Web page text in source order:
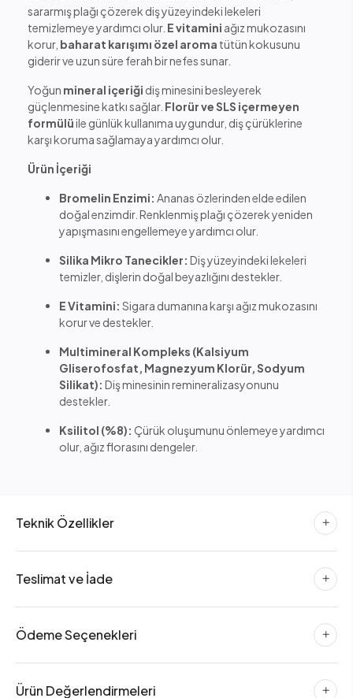
sararmış plağı çözerek diş yüzeyindeki lekeleri
temizlemeye yardımcı olur. E vitamini ağız mukozasını
korur, baharat karışımı özel aroma tütün kokusunu
giderir ve uzun süre ferah bir nefes sunar.
Yoğun mineral içeriği diş minesini besleyerek
güçlenmesine katkı sağlar. Florür ve SLS içermeyen
formülüile günlük kullanıma uygundur, diş çürüklerine
karşı koruma sağlamaya yardımcı olur.
Ürün İçeriği
Bromelin Enzimi: Ananas özlerinden elde edilen
doğal enzimdir. Renklenmiş plağı çözerek yeniden
yapışmasını engellemeye yardımcı olur.
Silika Mikro Tanecikler: Diş yüzeyindeki lekeleri
temizler, dişlerin doğal beyazlığını destekler.
E Vitamini: Sigara dumanına karşı ağız mukozasını
korur ve destekler.
Multimineral Kompleks (Kalsiyum
Gliserofosfat, Magnezyum Klorür, Sodyum
Silikat): Diş minesinin remineralizasyonunu
destekler.
Ksilitol (%8): Çürük oluşumunu önlemeye yardımcı
olur, ağız florasını dengeler.
Teknik Özellikler
Teslimat ve İade
Ödeme Seçenekleri
Ürün Değerlendirmeleri